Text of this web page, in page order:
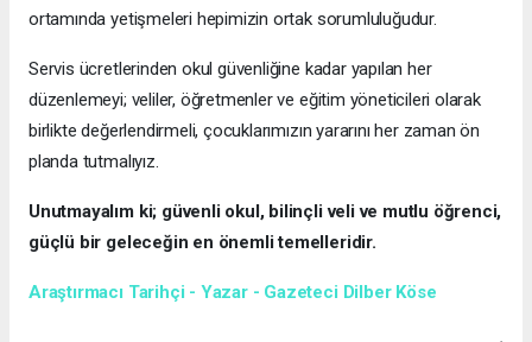
ortamında yetişmeleri hepimizin ortak sorumluluğudur.
Servis ücretlerinden okul güvenliğine kadar yapılan her
düzenlemeyi; veliler, öğretmenler ve eğitim yöneticileri olarak
birlikte değerlendirmeli, çocuklarımızın yararını her zaman ön
planda tutmalıyız.
Unutmayalım ki; güvenli okul, bilinçli veli ve mutlu öğrenci,
güçlü bir geleceğin en önemli temelleridir.
Araştırmacı Tarihçi - Yazar - Gazeteci Dilber Köse